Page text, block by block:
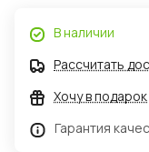
В наличии
Рассчитать
Хочу в подарок
Гарантия